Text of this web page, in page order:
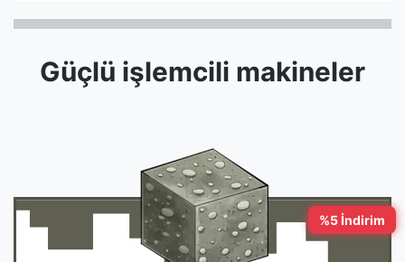
Güçlü işlemcili makineler
%5 İndirim